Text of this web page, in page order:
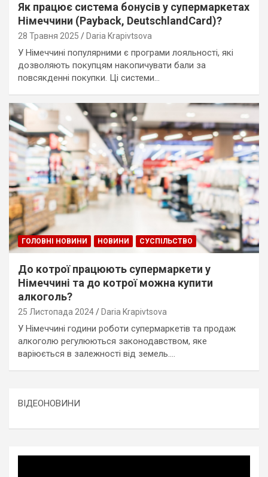
Як працює система бонусів у супермаркетах
Німеччини (Payback, DeutschlandCard)?
28 Травня 2025 Daria Krapivtsova
У Німеччині популярними є програми лояльності, які
дозволяють покупцям накопичувати бали за
повсякденні покупки. Ці системи…
ГОЛОВНІ НОВИНИ НОВИНИ СУСПІЛЬСТВО
До котрої працюють супермаркети у
Німеччині та до котрої можна купити
алкоголь?
25 Листопада 2024 Daria Krapivtsova
У Німеччині години роботи супермаркетів та продаж
алкоголю регулюються законодавством, яке
варіюється в залежності від земель.…
ВІДЕОНОВИНИ